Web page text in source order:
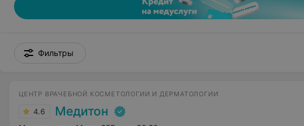
Фильтры
ЦЕНТР ВРАЧЕБНОЙ КОСМЕТОЛОГИИ И ДЕРМАТОЛОГИИ
4.6 Медитон